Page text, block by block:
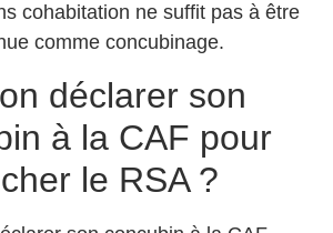
cohabitation ne suffit pas à être
comme concubinage.
déclarer son
à la CAF pour
le RSA ?